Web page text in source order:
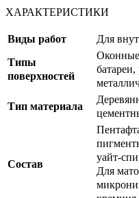
ХАРАКТЕРИСТИКИ
Виды работ
Для
Типы
поверхностей
Тип материала
Состав
уайт-
Для